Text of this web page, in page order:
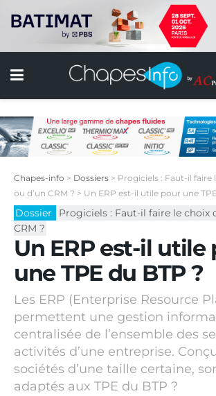
Chapes-info > Dossiers > Progiciels : Faut-il faire
ou d’un CRM ? > Un ERP est-il utile pour une
Dossier
Progiciels : Faut-il faire le choix
CRM ?
Un ERP est-il utile
une TPE du BTP ?
Les ERP (Enterprise Resource
permettent une gestion
centralisée de l’ensemble des
activités d’une entreprise.
sociétés d’une taille certaine,
adaptés aux TPE du BTP ?